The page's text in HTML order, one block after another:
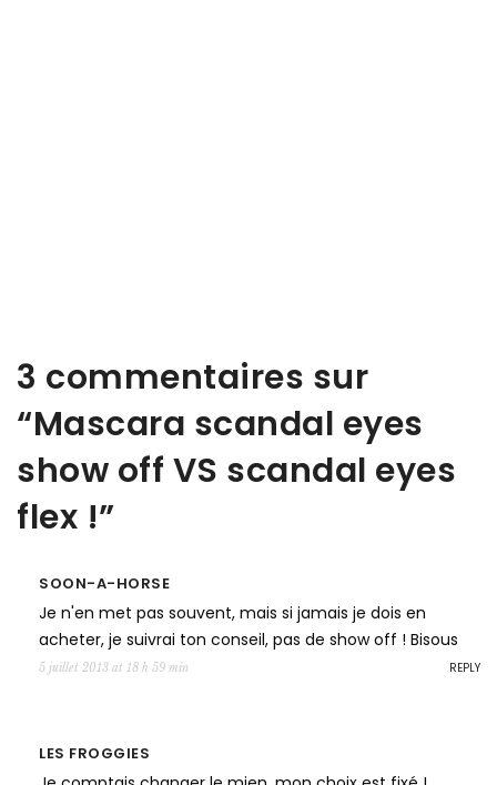
3 commentaires sur
“Mascara scandal eyes
show off VS scandal eyes
flex !”
SOON-A-HORSE
Je n'en met pas souvent, mais si jamais je dois en
acheter, je suivrai ton conseil, pas de show off ! Bisous
5 juillet 2013 at 18 h 59 min REPLY
LES FROGGIES